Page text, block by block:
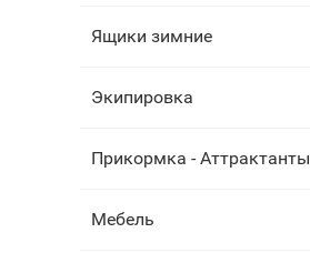
Ящики зимние
Экипировка
Прикормка - Аттрактанты
Мебель